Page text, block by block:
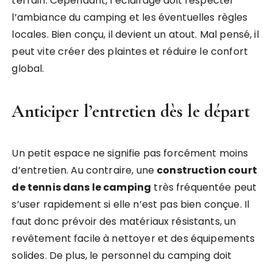
l’ambiance du camping et les éventuelles règles
locales. Bien conçu, il devient un atout. Mal pensé, il
peut vite créer des plaintes et réduire le confort
global.
Anticiper l’entretien dès le départ
Un petit espace ne signifie pas forcément moins
d’entretien. Au contraire, une construction court
de tennis dans le camping très fréquentée peut
s’user rapidement si elle n’est pas bien conçue. Il
faut donc prévoir des matériaux résistants, un
revêtement facile à nettoyer et des équipements
solides. De plus, le personnel du camping doit